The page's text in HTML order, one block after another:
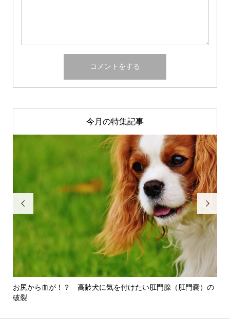
今月の特集記事

お尻から血が！？ 高齢犬に気を付けたい肛門腺（肛門嚢）の
破裂
